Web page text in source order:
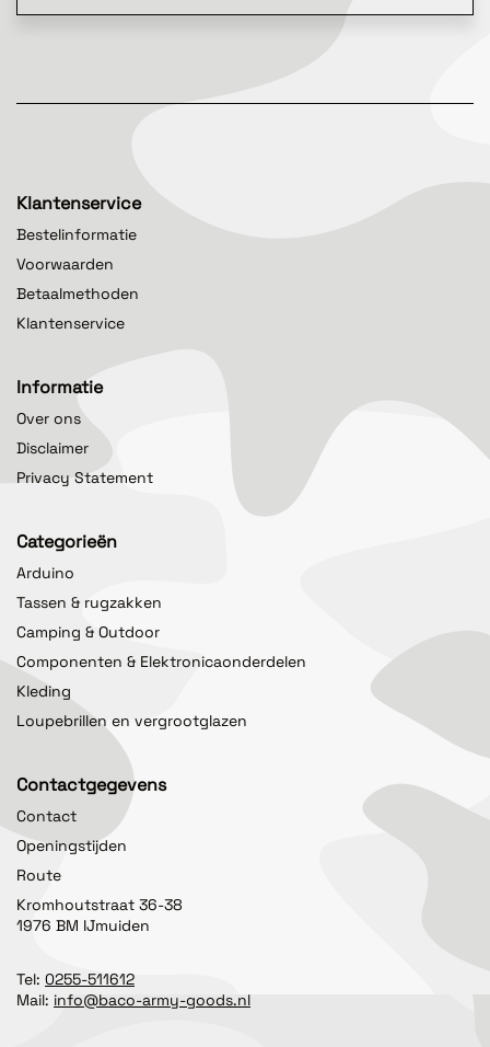
Klantenservice
Bestelinformatie
Voorwaarden
Betaalmethoden
Klantenservice
Informatie
Over ons
Disclaimer
Privacy Statement
Categorieën
Arduino
Tassen & rugzakken
Camping & Outdoor
Componenten & Elektronicaonderdelen
Kleding
Loupebrillen en vergrootglazen
Contactgegevens
Contact
Openingstijden
Route
Kromhoutstraat 36-38
1976 BM IJmuiden
Tel: 0255-511612
Mail: info@baco-army-goods.nl